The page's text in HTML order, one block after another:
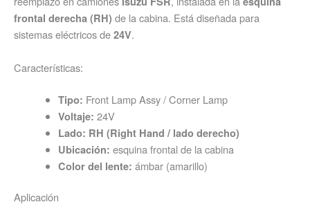
frontal derecha (RH) de la cabina. Está diseñada para
sistemas eléctricos de 24V.
Características:
Tipo: Front Lamp Assy / Corner Lamp
Voltaje: 24V
Lado: RH (Right Hand / lado derecho)
Ubicación: esquina frontal de la cabina
Color del lente: ámbar (amarillo)
Aplicación